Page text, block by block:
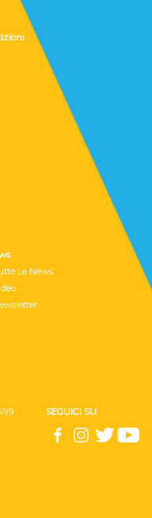
Le News
SEGUICI SU